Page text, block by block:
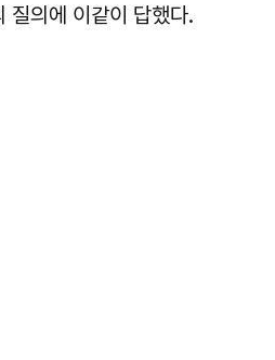
질의에 이같이 답했다.